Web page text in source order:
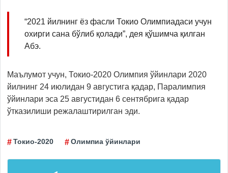
“2021 йилнинг ёз фасли Токио Олимпиадаси учун
охирги сана бўлиб қолади”, дея қўшимча қилган
Абэ.
Маълумот учун, Токио-2020 Олимпия ўйинлари 2020
йилнинг 24 июлидан 9 августига қадар, Паралимпия
ўйинлари эса 25 августидан 6 сентябрига қадар
ўтказилиши режалаштирилган эди.
Токио-2020 Олимпиа ўйинлари